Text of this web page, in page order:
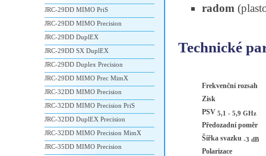
radom
Technické
Frekvenční rozsah
Zisk
PSV 5,1 - 5,9 GHz
Předozadní poměr
Šířka svazku -3 dB
Polarizace
JRC-29DD MIMO PriS
JRC-29DD MIMO Precision
JRC-29DD DuplEX
JRC-29DD SX DuplEX
JRC-29DD Duplex Precision
JRC-29DD MIMO Prec MimX
JRC-32DD MIMO Precision
JRC-32DD MIMO Precision PriS
JRC-32DD DuplEX Precision
JRC-32DD MIMO Precision MimX
JRC-35DD MIMO Precision